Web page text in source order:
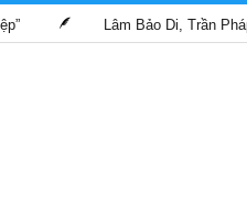
Lâm Bảo Di, Trần Pháp Dung